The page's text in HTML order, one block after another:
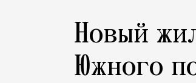
Новый
Южного